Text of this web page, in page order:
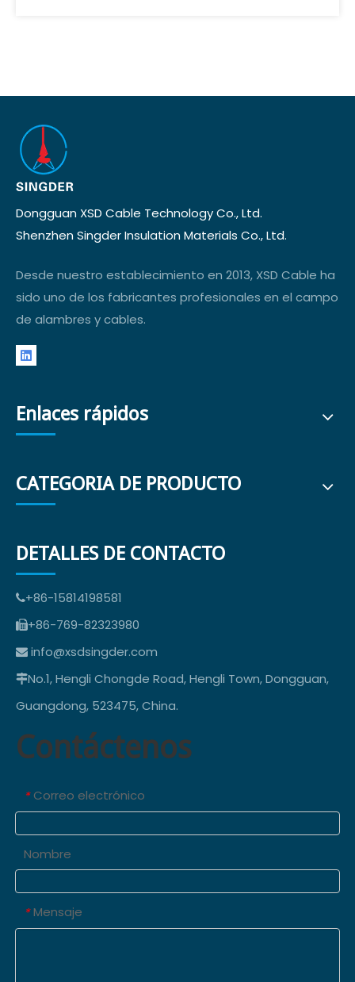
Dongguan XSD Cable Technology Co., Ltd.
Shenzhen Singder Insulation Materials Co., Ltd.
Desde nuestro establecimiento en 2013, XSD Cable ha
sido uno de los fabricantes profesionales en el campo
de alambres y cables.
Enlaces rápidos
CATEGORIA DE PRODUCTO
DETALLES DE CONTACTO
+86-15814198581
+86-769-82323980
 info@xsdsingder.com
No.1, Hengli Chongde Road, Hengli Town, Dongguan,
Guangdong, 523475, China.
Contáctenos
* Correo electrónico
Nombre
* Mensaje